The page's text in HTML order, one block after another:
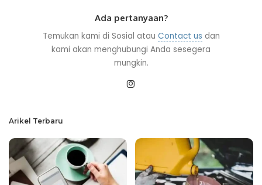
Ada pertanyaan?
Temukan kami di Sosial atau Contact us dan
kami akan menghubungi Anda sesegera
mungkin.
Arikel Terbaru